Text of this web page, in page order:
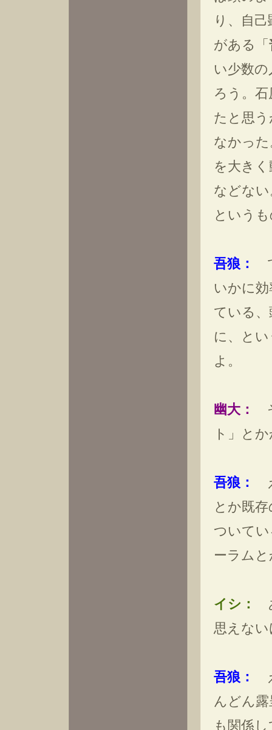
り、自
がある「
い少数
ろう。
たと思
なかっ
を大き
などな
という
吾狼：
いかに
ている
に、と
よ。
幽大：
ト」と
吾狼：
とか既
ついて
ーラム
イシ：
思えな
吾狼：
んどん
も関係